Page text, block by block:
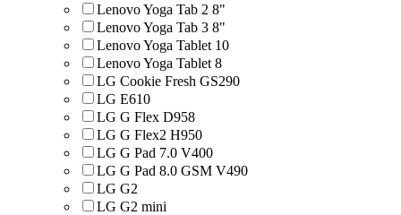
Lenovo Yoga Tab 2 8"
Lenovo Yoga Tab 3 8"
Lenovo Yoga Tablet 10
Lenovo Yoga Tablet 8
LG Cookie Fresh GS290
LG E610
LG G Flex D958
LG G Flex2 H950
LG G Pad 7.0 V400
LG G Pad 8.0 GSM V490
LG G2
LG G2 mini